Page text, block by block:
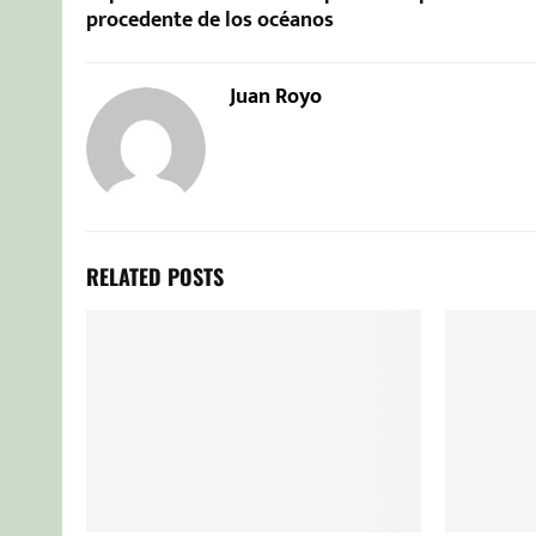
procedente de los océanos
Juan Royo
RELATED POSTS